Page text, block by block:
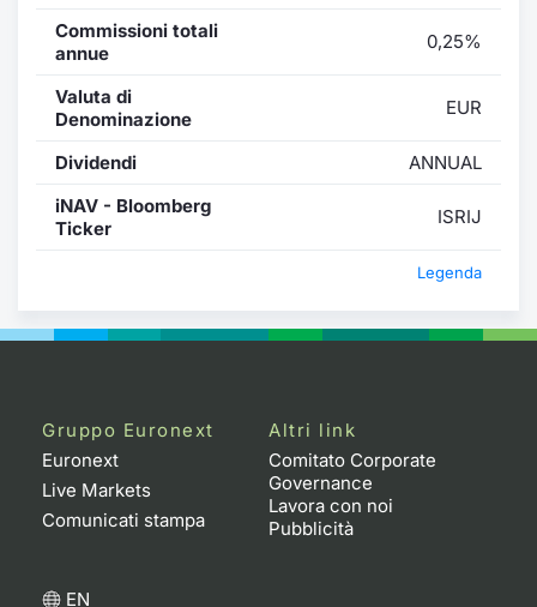
Commissioni totali
annue
0,25%
Valuta di
Denominazione
EUR
Dividendi
ANNUAL
iNAV - Bloomberg
Ticker
ISRIJ
Legenda
Gruppo Euronext
Euronext
Live Markets
Comunicati stampa
Altri link
Comitato Corporate
Governance
Lavora con noi
Pubblicità
EN